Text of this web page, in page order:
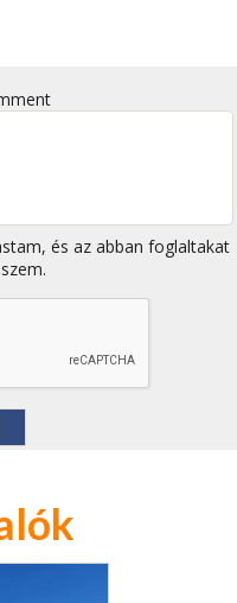
és az abban foglaltakat